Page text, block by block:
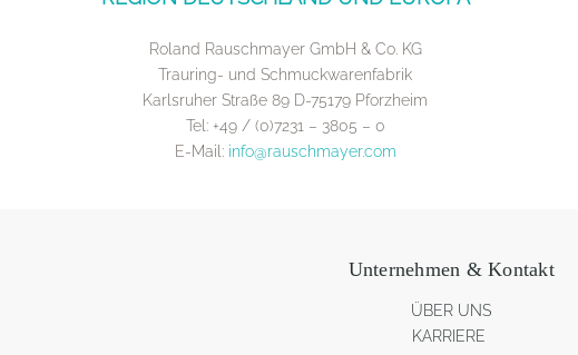
Roland Rauschmayer GmbH & Co. KG
Trauring- und Schmuckwarenfabrik
Karlsruher Straße 89 D-75179 Pforzheim
Tel: +49 / (0)7231 – 3805 – 0
E-Mail: info@rauschmayer.com
Unternehmen & Kontakt
ÜBER UNS
KARRIERE